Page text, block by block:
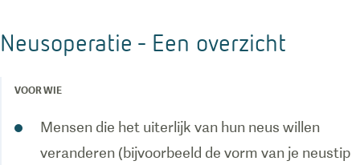
Neusoperatie - Een overzicht
VOOR WIE
Mensen die het uiterlijk van hun neus willen
veranderen (bijvoorbeeld de vorm van je neustip